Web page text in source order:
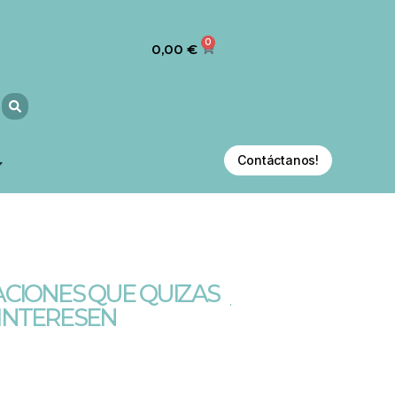
0,00 € 0
Contáctanos!
QUE QUIZAS